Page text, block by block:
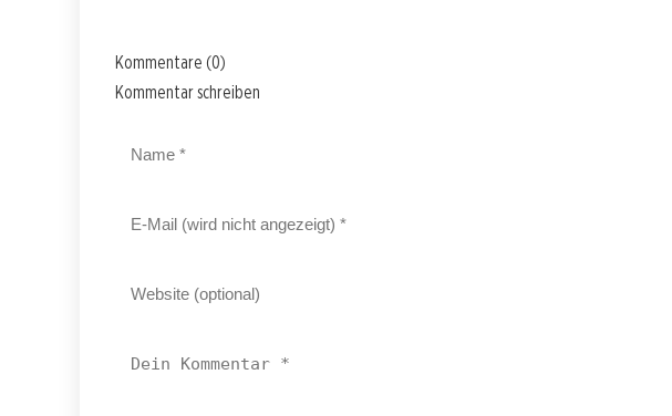
Kommentare (0)
Kommentar schreiben